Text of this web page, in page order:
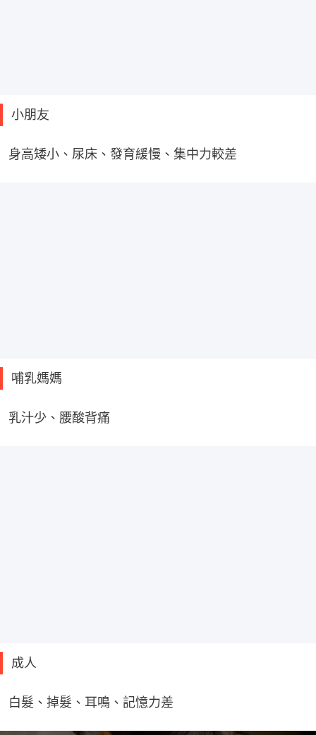
小朋友
身高矮小、尿床、發育緩慢、集中力較差
哺乳媽媽
乳汁少、腰酸背痛
成人
白髮、掉髮、耳鳴、記憶力差